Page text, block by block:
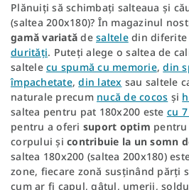
Plănuiți să schimbați salteaua și
(saltea 200x180)? În magazinul
gamă variată de salteledin diferite
durități. Puteți alege o saltea de
saltele cu spumă cu memorie,din
împachetate,din latex sau saltele
naturale precum nucă de cocos și
saltea pentru pat 180x200 este cu
pentru a oferi suport optim
corpului și contribuie la un somn
saltea 180x200 (saltea 200x180)
zone, fiecare zonă susținând părți
cum ar fi capul, gâtul, umerii,